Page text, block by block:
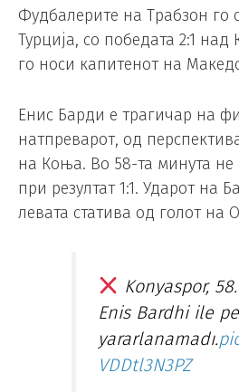
Фудбалерите на Трабзон го
Турција, со победата 2:1
го носи капитенот на
Енис Барди е трагичар на
натпреварот, од
на Коња. Во 58-та минута не
при резултат 1:1. Ударот на
левата статива од голот на
Konyaspor,
Enis Bardhi ile
yararlanamadı.
VDDtl3N3PZ